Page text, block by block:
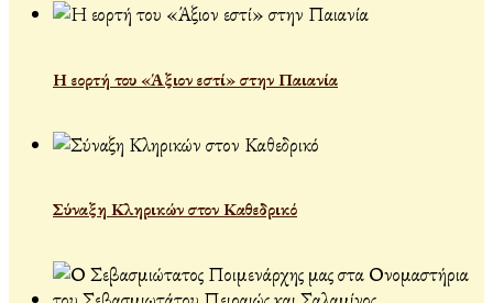
Η εορτή του «Άξιον εστί» στην Παιανία
Σύναξη Κληρικών στον Καθεδρικό